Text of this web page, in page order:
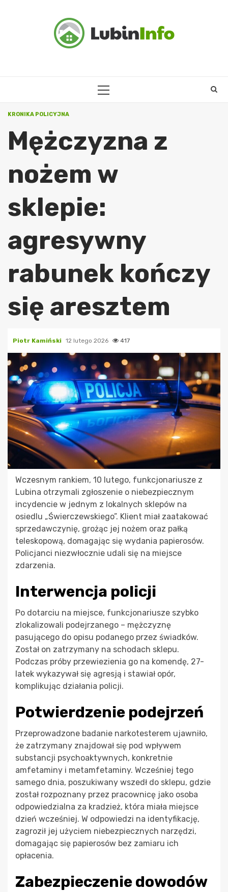
PRIMARY
KRONIKA POLICYJNA
Mężczyzna z
nożem w
sklepie:
agresywny
rabunek kończy
się aresztem
Piotr Kamiński 12 lutego 2026 417
Wczesnym rankiem, 10 lutego, funkcjonariusze z
Lubina otrzymali zgłoszenie o niebezpiecznym
incydencie w jednym z lokalnych sklepów na
osiedlu „Świerczewskiego”. Klient miał zaatakować
sprzedawczynię, grożąc jej nożem oraz pałką
teleskopową, domagając się wydania papierosów.
Policjanci niezwłocznie udali się na miejsce
zdarzenia.
Interwencja policji
Po dotarciu na miejsce, funkcjonariusze szybko
zlokalizowali podejrzanego – mężczyznę
pasującego do opisu podanego przez świadków.
Został on zatrzymany na schodach sklepu.
Podczas próby przewiezienia go na komendę, 27-
latek wykazywał się agresją i stawiał opór,
komplikując działania policji.
Potwierdzenie podejrzeń
Przeprowadzone badanie narkotesterem ujawniło,
że zatrzymany znajdował się pod wpływem
substancji psychoaktywnych, konkretnie
amfetaminy i metamfetaminy. Wcześniej tego
samego dnia, poszukiwany wszedł do sklepu, gdzie
został rozpoznany przez pracownicę jako osoba
odpowiedzialna za kradzież, która miała miejsce
dzień wcześniej. W odpowiedzi na identyfikację,
zagroził jej użyciem niebezpiecznych narzędzi,
domagając się papierosów bez zamiaru ich
opłacenia.
Zabezpieczenie dowodów